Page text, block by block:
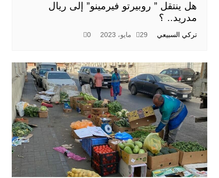
هل ينتقل ” روبيرتو فيرمينو” إلى ريال
مدريد.. ؟
تركي السبيعي 29 مايو، 2023 0